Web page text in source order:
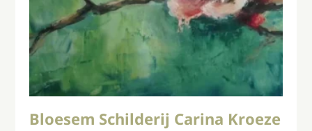
Bloesem Schilderij Carina Kroeze